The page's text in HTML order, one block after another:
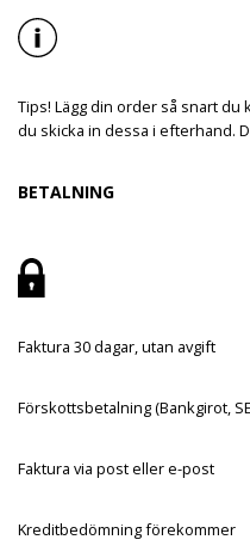
Tips! Lägg din order så snart du
du skicka in dessa i efterhand.
BETALNING
Faktura 30 dagar, utan avgift
Förskottsbetalning (Bankgirot,
Faktura via post eller e-post
Kreditbedömning förekommer